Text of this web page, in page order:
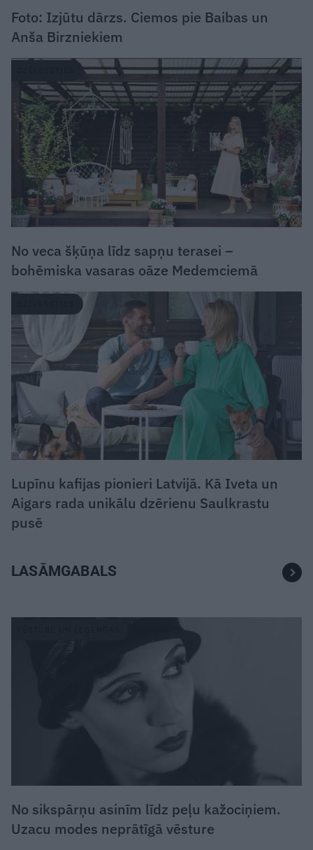
Foto: Izjūtu dārzs. Ciemos pie Baibas un
Anša Birzniekiem
No veca šķūņa līdz sapņu terasei –
bohēmiska vasaras oāze Medemciemā
Lupīnu kafijas pionieri Latvijā. Kā Iveta un
Aigars rada unikālu dzērienu Saulkrastu
pusē
LASĀMGABALS
No sikspārņu asinīm līdz peļu kažociņiem.
Uzacu modes neprātīgā vēsture